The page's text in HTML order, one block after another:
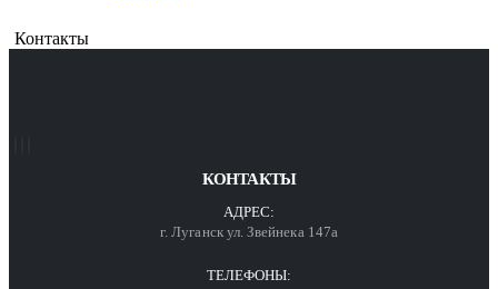
Контакты
КОНТАКТЫ
АДРЕС:
г. Луганск ул. Звейнека 147а
ТЕЛЕФОНЫ: